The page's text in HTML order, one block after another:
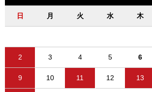
日 月 火 水 木
2 3 4 5 6
9 10 11 12 13